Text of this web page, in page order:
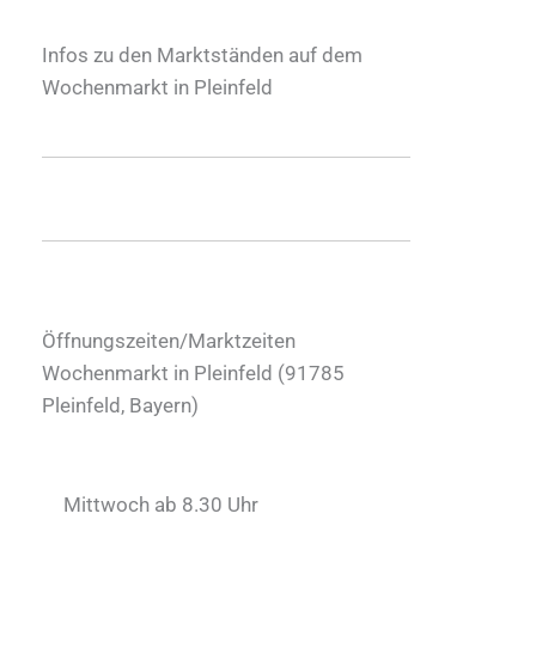
Infos zu den Marktständen auf dem
Wochenmarkt in Pleinfeld
Öffnungszeiten/Marktzeiten
Wochenmarkt in Pleinfeld (91785
Pleinfeld, Bayern)
Mittwoch ab 8.30 Uhr